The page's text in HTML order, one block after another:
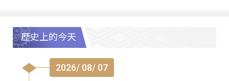
歷史上的今天
2026/ 08/ 07